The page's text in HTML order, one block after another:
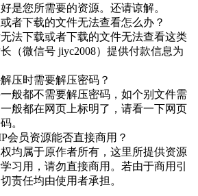
是您所需要的资源。还请谅解。
者下载的文件无法查看怎么办？
法下载或者下载的文件无法查看这类
（微信号 jiyc2008）提供付款信息为
压时需要解压密码？
般都不需要解压密码，如个别文件需
般都在网页上标明了，请看一下网页
。
会员资源能否直接商用？
均属于原作者所有，这里所提供资源
习用，请勿直接商用。若由于商用引
责任均由使用者承担。